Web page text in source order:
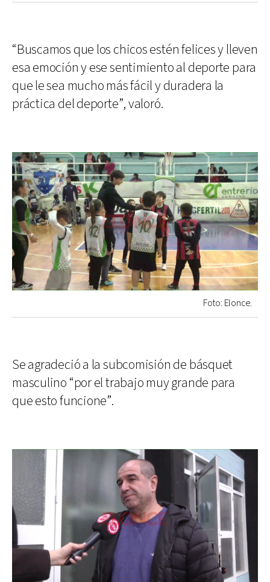
“Buscamos que los chicos estén felices y lleven
esa emoción y ese sentimiento al deporte para
que le sea mucho más fácil y duradera la
práctica del deporte”, valoró.
Foto: Elonce.
Se agradeció a la subcomisión de básquet
masculino “por el trabajo muy grande para
que esto funcione”.